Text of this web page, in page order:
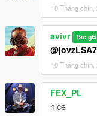
10 Tháng chín,
avivr Tác giả
10 Tháng chín,
FEX_PL
nice